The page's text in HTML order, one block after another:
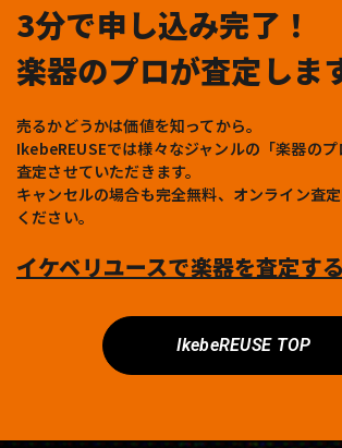
3分で申し込み完了！
楽器のプロが査定します
売るかどうかは価値を知ってから。
IkebeREUSEでは様々なジャンルの「楽器の
査定させていただきます。
キャンセルの場合も完全無料、オンライン査
ください。
イケベリユースで楽器を査定す
IkebeREUSE TOP